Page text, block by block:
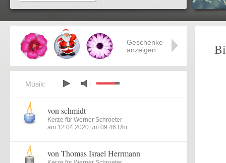
Geschenke
anzeigen
Musik:
von schmidt
Kerze für Werner Schroeter
am 12.04.2020 um 09:46 Uhr
von Thomas Israel Herrmann